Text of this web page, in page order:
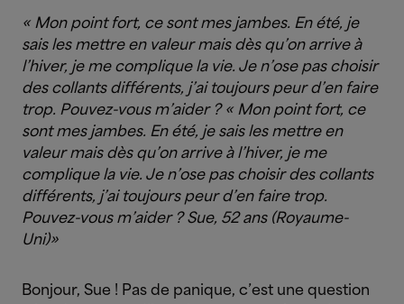
« Mon point fort, ce sont mes jambes. En été, je
sais les mettre en valeur mais dès qu’on arrive à
l’hiver, je me complique la vie. Je n’ose pas choisir
des collants différents, j’ai toujours peur d’en faire
trop. Pouvez-vous m’aider ? « Mon point fort, ce
sont mes jambes. En été, je sais les mettre en
valeur mais dès qu’on arrive à l’hiver, je me
complique la vie. Je n’ose pas choisir des collants
différents, j’ai toujours peur d’en faire trop.
Pouvez-vous m’aider ? Sue, 52 ans (Royaume-
Uni)»
Bonjour, Sue ! Pas de panique, c’est une question